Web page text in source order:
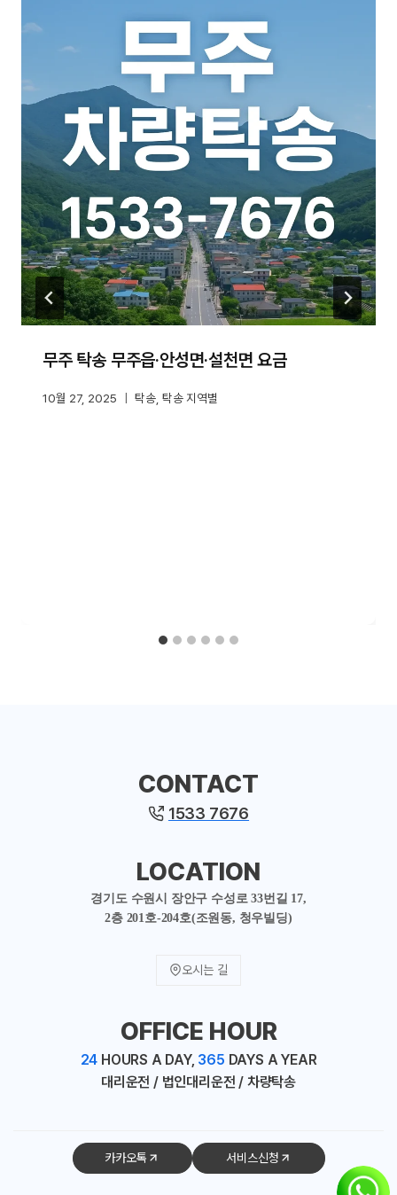
무주 탁송 무주읍·안성면·설천면 요금
10월 27, 2025 탁송 탁송 지역별
CONTACT
1533 7676
LOCATION
경기도 수원시 장안구 수성로 33번길 17,
2층 201호-204호(조원동, 청우빌딩)
오시는 길
OFFICE HOUR
24 HOURS A DAY, 365 DAYS A YEAR
대리운전 / 법인대리운전 / 차량탁송
카카오톡 서비스신청